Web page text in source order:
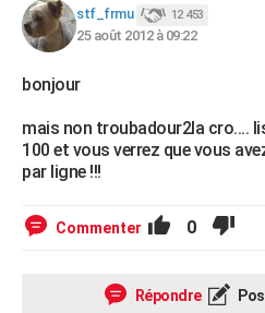
stf_frmu 12 453
25 août 2012 à 09:22
bonjour
mais non troubadour2la cro....
100 et vous verrez que vous
par ligne !!!
Commenter 0
Répondre